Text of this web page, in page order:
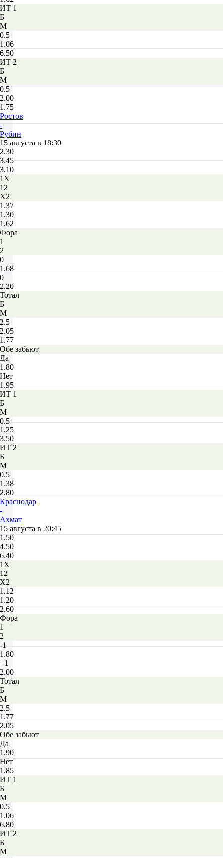
ИТ 1
Б
М
0.5
1.06
6.50
ИТ 2
Б
М
0.5
2.00
1.75
Ростов
-
Рубин
15 августа в 18:30
2.30
3.45
3.10
1X
12
X2
1.37
1.30
1.62
Фора
1
2
0
1.68
0
2.20
Тотал
Б
М
2.5
2.05
1.77
Обе забьют
Да
1.80
Нет
1.95
ИТ 1
Б
М
0.5
1.25
3.50
ИТ 2
Б
М
0.5
1.38
2.80
Краснодар
-
Ахмат
15 августа в 20:45
1.50
4.50
6.40
1X
12
X2
1.12
1.20
2.60
Фора
1
2
-1
1.80
+1
2.00
Тотал
Б
М
2.5
1.77
2.05
Обе забьют
Да
1.90
Нет
1.85
ИТ 1
Б
М
0.5
1.06
6.80
ИТ 2
Б
М